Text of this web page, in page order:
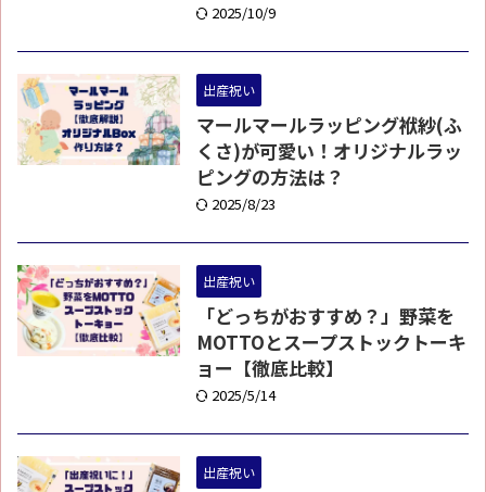
2025/10/9
出産祝い
マールマールラッピング袱紗(ふ
くさ)が可愛い！オリジナルラッ
ピングの方法は？
2025/8/23
出産祝い
「どっちがおすすめ？」野菜を
MOTTOとスープストックトーキ
ョー【徹底比較】
2025/5/14
出産祝い